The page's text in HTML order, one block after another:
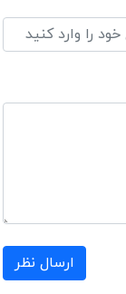
ارسال نظر